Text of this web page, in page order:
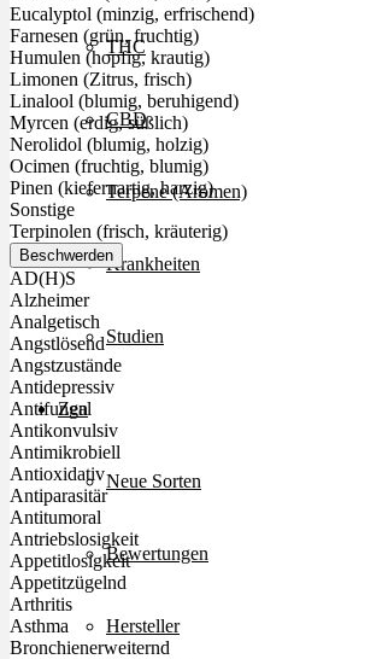
THC
CBD
Terpene (Aromen)
Krankheiten
Studien
Zen
Neue Sorten
Bewertungen
Hersteller
Eucalyptol (minzig, erfrischend)
Farnesen (grün, fruchtig)
Humulen (hopfig, krautig)
Limonen (Zitrus, frisch)
Linalool (blumig, beruhigend)
Myrcen (erdig, süßlich)
Nerolidol (blumig, holzig)
Ocimen (fruchtig, blumig)
Pinen (kiefernartig, harzig)
Sonstige
Terpinolen (frisch, kräuterig)
Beschwerden
AD(H)S
Alzheimer
Analgetisch
Angstlösend
Angstzustände
Antidepressiv
Antifungal
Antikonvulsiv
Antimikrobiell
Antioxidativ
Antiparasitär
Antitumoral
Antriebslosigkeit
Appetitlosigkeit
Appetitzügelnd
Arthritis
Asthma
Bronchienerweiternd